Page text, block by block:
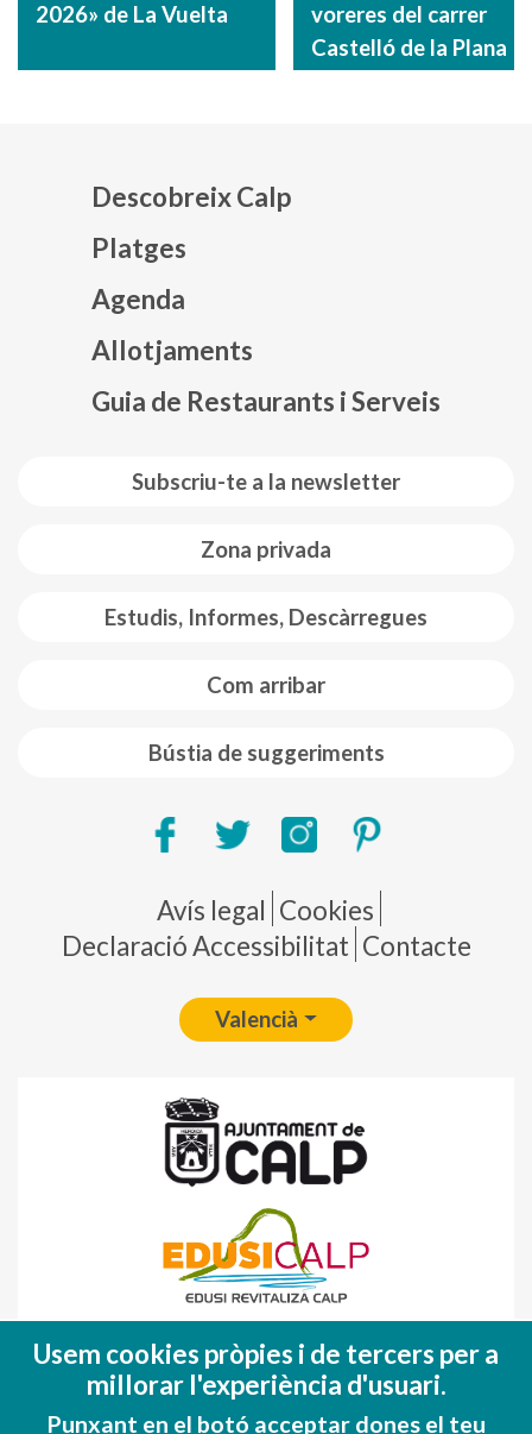
2026» de La Vuelta
voreres del carrer
Castelló de la Plana
Subscriu-te a la newsletter
Zona privada
Estudis, Informes, Descàrregues
Com arribar
Bústia de suggeriments
Descobreix Calp
Platges
Agenda
Allotjaments
Guia de Restaurants i Serveis
Pie de página
Avís legal Cookies
Declaració Accessibilitat Contacte
Valencià
(FEDER)
Una manera de hacer EUROPA
Usem cookies pròpies i de tercers per a
millorar l'experiència d'usuari.
Punxant en el botó acceptar dones el teu